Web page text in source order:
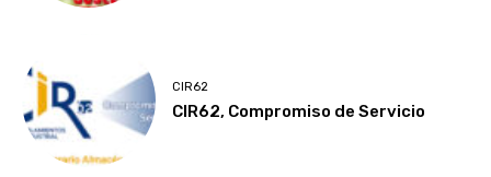
CIR62
CIR62, Compromiso de Servicio